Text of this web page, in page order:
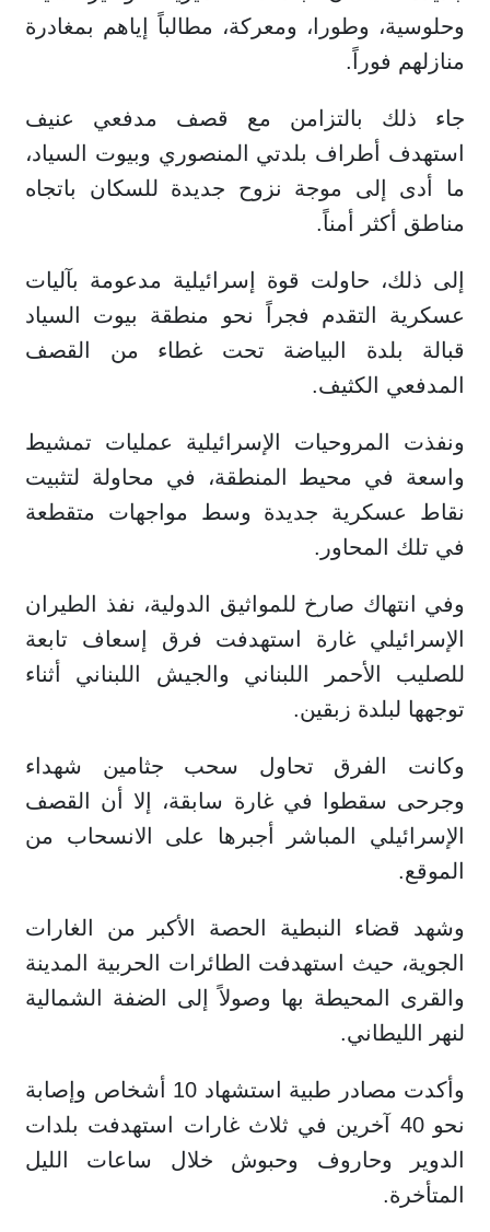
وحلوسية، وطورا، ومعركة، مطالباً إياهم بمغادرة
منازلهم فوراً.
جاء ذلك بالتزامن مع قصف مدفعي عنيف
استهدف أطراف بلدتي المنصوري وبيوت السياد،
ما أدى إلى موجة نزوح جديدة للسكان باتجاه
مناطق أكثر أمناً.
إلى ذلك، حاولت قوة إسرائيلية مدعومة بآليات
عسكرية التقدم فجراً نحو منطقة بيوت السياد
قبالة بلدة البياضة تحت غطاء من القصف
المدفعي الكثيف.
ونفذت المروحيات الإسرائيلية عمليات تمشيط
واسعة في محيط المنطقة، في محاولة لتثبيت
نقاط عسكرية جديدة وسط مواجهات متقطعة
في تلك المحاور.
وفي انتهاك صارخ للمواثيق الدولية، نفذ الطيران
الإسرائيلي غارة استهدفت فرق إسعاف تابعة
للصليب الأحمر اللبناني والجيش اللبناني أثناء
توجهها لبلدة زبقين.
وكانت الفرق تحاول سحب جثامين شهداء
وجرحى سقطوا في غارة سابقة، إلا أن القصف
الإسرائيلي المباشر أجبرها على الانسحاب من
الموقع.
وشهد قضاء النبطية الحصة الأكبر من الغارات
الجوية، حيث استهدفت الطائرات الحربية المدينة
والقرى المحيطة بها وصولاً إلى الضفة الشمالية
لنهر الليطاني.
وأكدت مصادر طبية استشهاد 10 أشخاص وإصابة
نحو 40 آخرين في ثلاث غارات استهدفت بلدات
الدوير وحاروف وحبوش خلال ساعات الليل
المتأخرة.